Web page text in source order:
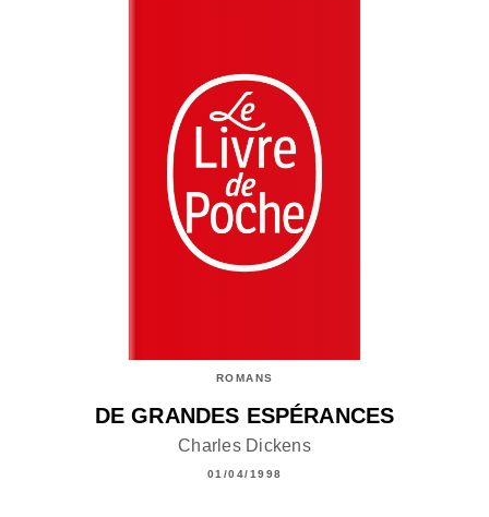
ROMANS
DE GRANDES ESPÉRANCES
Charles Dickens
01/04/1998